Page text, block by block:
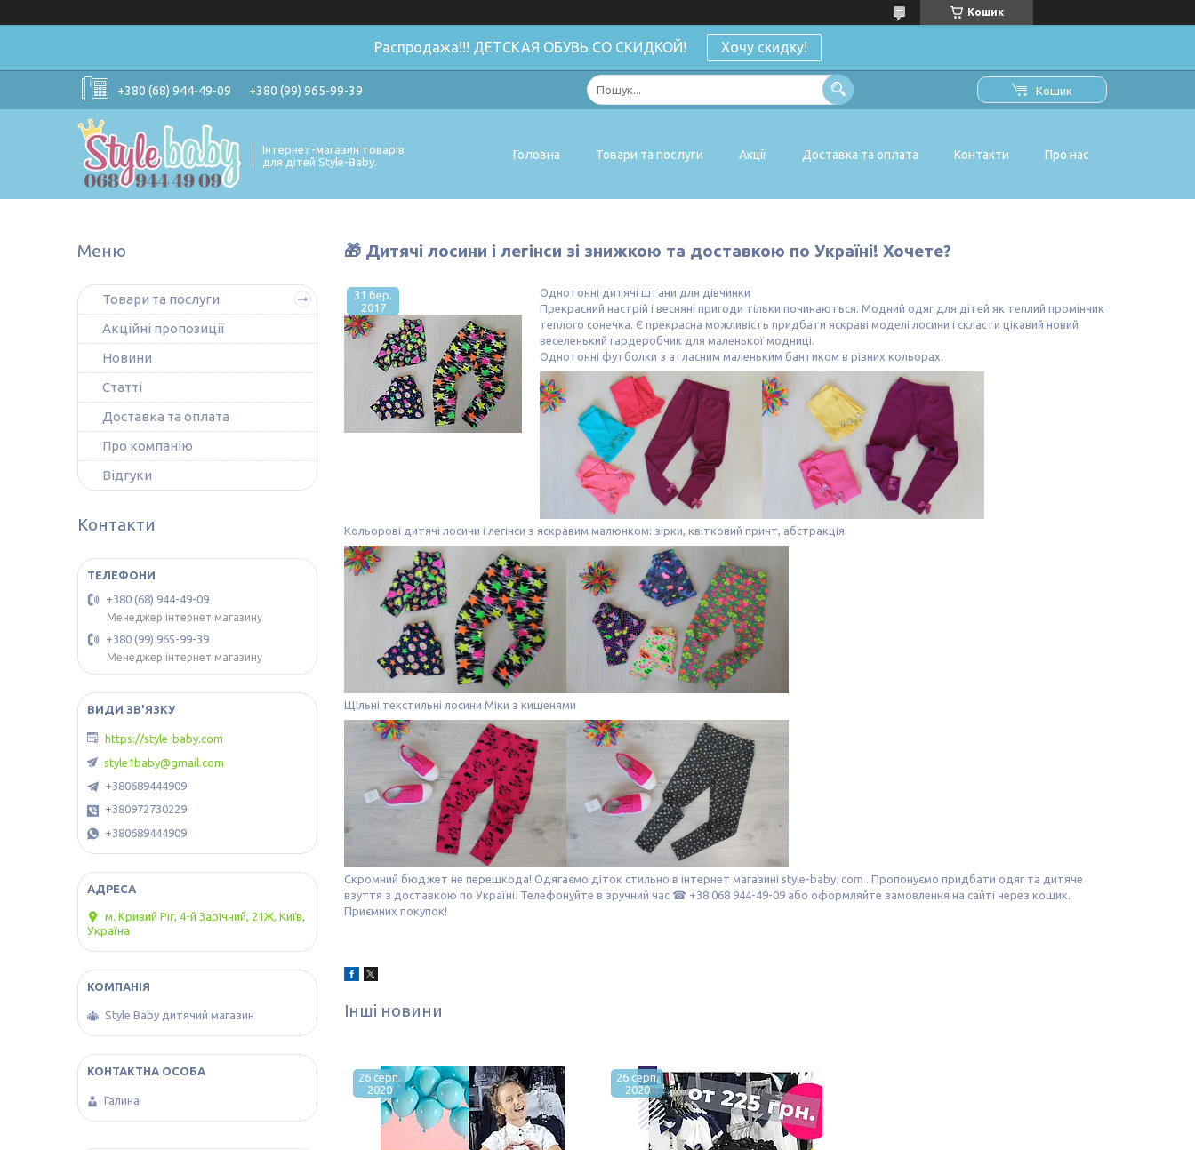
Кошик
Распродажа!!! ДЕТСКАЯ ОБУВЬ СО СКИДКОЙ! Хочу скидку!
+380 (68) 944-49-09 +380 (99) 965-99-39 Кошик
Інтернет-магазин товарів
для дітей Style-Baby.
Головна Товари та послуги Акції Доставка та оплата Контакти Про нас
🎁 Дитячі лосини і легінси зі знижкою та доставкою по Україні! Хочете?
31 бер.
2017
Однотонні дитячі штани для дівчинки
Прекрасний настрій і весняні пригоди тільки починаються. Модний одяг для дітей як теплий промінчик
теплого сонечка. Є прекрасна можливість придбати яскраві моделі лосини і скласти цікавий новий
веселенький гардеробчик для маленької модниці.
Однотонні футболки з атласним маленьким бантиком в різних кольорах.
Кольорові дитячі лосини і легінси з яскравим малюнком: зірки, квітковий принт, абстракція.
Щільні текстильні лосини Міки з кишенями
Скромний бюджет не перешкода! Одягаємо діток стильно в інтернет магазині style-baby. com . Пропонуємо придбати одяг та дитяче
взуття з доставкою по Україні. Телефонуйте в зручний час ☎ +38 068 944-49-09 або оформляйте замовлення на сайті через кошик.
Приємних покупок!
Інші новини
26 серп.
2020
26 серп.
2020
Товари та послуги
Акційні пропозиції
Новини
Статті
Доставка та оплата
Про компанію
Відгуки
Контакти
+380 (68) 944-49-09
Менеджер інтернет магазину
+380 (99) 965-99-39
Менеджер інтернет магазину
https://style-baby.com
style1baby@gmail.com
+380689444909
+380972730229
+380689444909
м. Кривий Ріг, 4-й Зарічний, 21Ж, Київ,
Україна
Style Baby дитячий магазин
Галина